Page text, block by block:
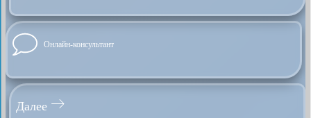
Онлайн-консультант
Далее